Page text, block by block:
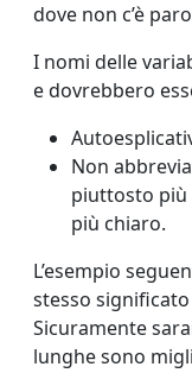
dove non c’è
I nomi delle
e dovrebbero
Non
piuttosto più
più chiaro.
L’esempio
stesso
Sicuramente
lunghe sono